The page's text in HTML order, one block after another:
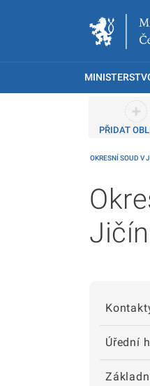
PŘIDAT
OKRESNÍ SOUD V
Úřední